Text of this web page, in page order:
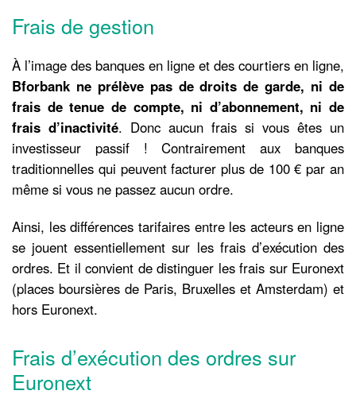
Frais de gestion
À l’image des banques en ligne et des courtiers en ligne,
Bforbank ne prélève pas de droits de garde, ni de
frais de tenue de compte, ni d’abonnement, ni de
frais d’inactivité. Donc aucun frais si vous êtes un
investisseur passif ! Contrairement aux banques
traditionnelles qui peuvent facturer plus de 100 € par an
même si vous ne passez aucun ordre.
Ainsi, les différences tarifaires entre les acteurs en ligne
se jouent essentiellement sur les frais d’exécution des
ordres. Et il convient de distinguer les frais sur Euronext
(places boursières de Paris, Bruxelles et Amsterdam) et
hors Euronext.
Frais d’exécution des ordres sur
Euronext